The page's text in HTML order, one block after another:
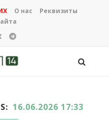
О нас
Реквизиты
16.06.2026 17:33